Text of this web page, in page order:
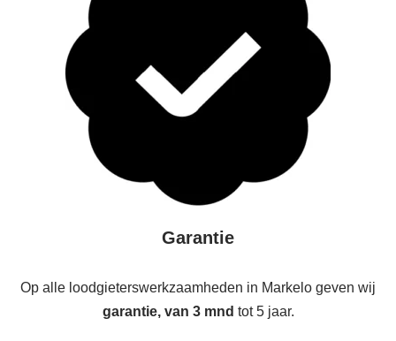
Garantie
Op alle loodgieterswerkzaamheden in Markelo geven wij
garantie, van 3 mnd tot 5 jaar.